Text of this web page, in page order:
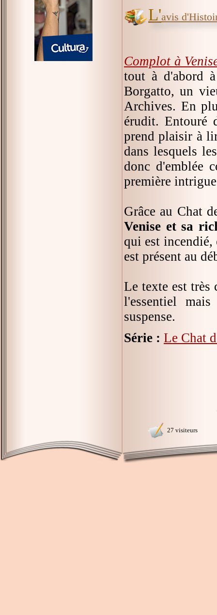
L'avis
Complot à
tout à d'abord
Borgatto, un
Archives. En
érudit. Entouré
prend plaisir à
dans lesquels
donc d'emblée
première
Grâce au Chat
Venise et sa
qui est incendié,
est présent au
Le texte est très
l'essentiel
suspense.
Série : Le Chat
27 visiteurs